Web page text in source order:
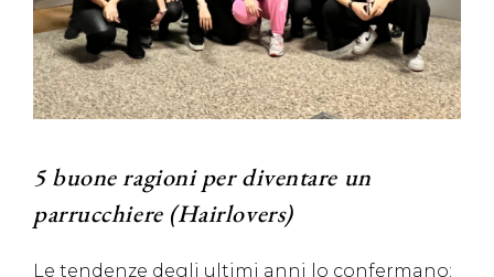
5 buone ragioni per diventare un
parrucchiere (Hairlovers)
Le tendenze degli ultimi anni lo confermano: